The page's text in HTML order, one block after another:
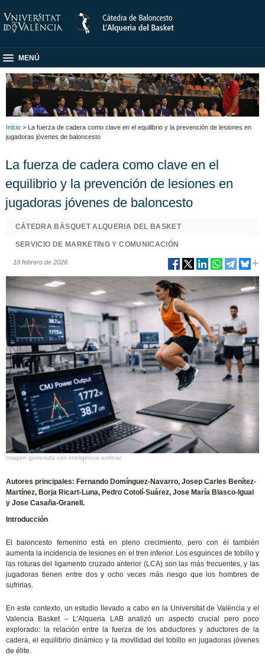
MENÚ
Inicio > La fuerza de cadera como clave en el equilibrio y la prevención de lesiones en
jugadoras jóvenes de baloncesto
La fuerza de cadera como clave en el
equilibrio y la prevención de lesiones en
jugadoras jóvenes de baloncesto
CÁTEDRA BÀSQUET ALQUERIA DEL BASKET
SERVICIO DE MARKETING Y COMUNICACIÓN
19 febrero de 2026
Imagen generada con inteligencia artificial
Autores principales: Fernando Domínguez-Navarro, Josep Carles Benítez-
Martínez, Borja Ricart-Luna, Pedro Cotolí-Suárez, Jose María Blasco-Igual
y Jose Casaña-Granell.
Introducción
El baloncesto femenino está en pleno crecimiento, pero con él también
aumenta la incidencia de lesiones en el tren inferior. Los esguinces de tobillo y
las roturas del ligamento cruzado anterior (LCA) son las más frecuentes, y las
jugadoras tienen entre dos y ocho veces más riesgo que los hombres de
sufrirlas.
En este contexto, un estudio llevado a cabo en la Universitat de València y el
Valencia Basket – L’Alqueria LAB analizó un aspecto crucial pero poco
explorado: la relación entre la fuerza de los abductores y aductores de la
cadera, el equilibrio dinámico y la movilidad del tobillo en jugadoras jóvenes
de élite.